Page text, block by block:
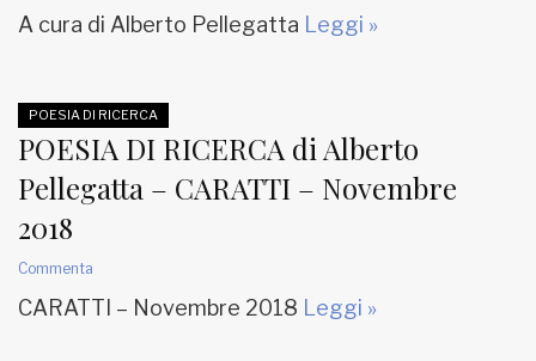
A cura di Alberto Pellegatta Leggi »
POESIA DI RICERCA
POESIA DI RICERCA di Alberto
Pellegatta – CARATTI – Novembre
2018
Commenta
CARATTI – Novembre 2018 Leggi »